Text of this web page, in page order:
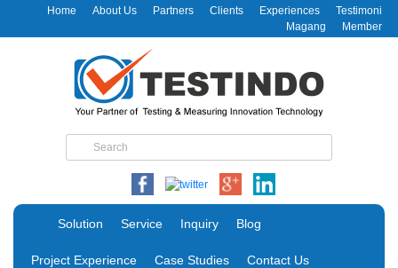
Home About Us Partners Clients Experiences
Testimoni
Magang
Member
Solution Service Inquiry Blog
Project Experience Case Studies Contact Us